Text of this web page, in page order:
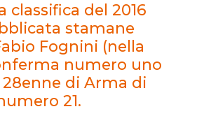
classifica del 2016
stamane
Fognini (nella
numero uno
28enne di Arma di
21.